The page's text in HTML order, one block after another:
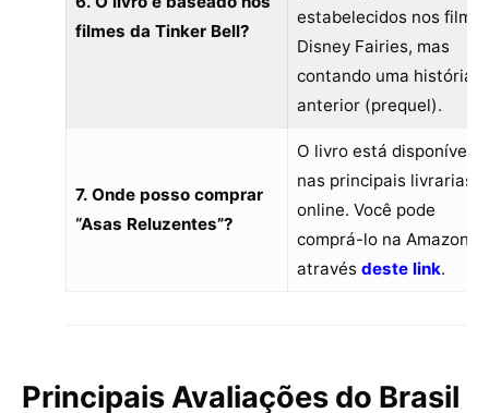
filmes da Tinker Bell?
estabelecidos nos
Disney Fairies, mas
contando uma história
anterior (prequel).
7. Onde posso comprar
“Asas Reluzentes”?
O livro está disponível
nas principais livrarias e
online. Você pode
comprá-lo na Amazon
através deste link.
Principais Avaliações do Brasil